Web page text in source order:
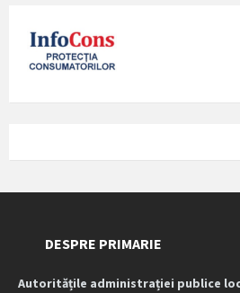
DESPRE PRIMARIE
Autoritățile administrației publice